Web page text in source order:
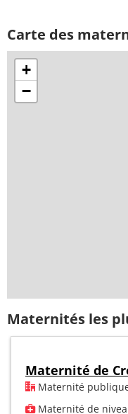
Carte des
+
−
Maternités les
Maternité de
Maternité
Maternité de